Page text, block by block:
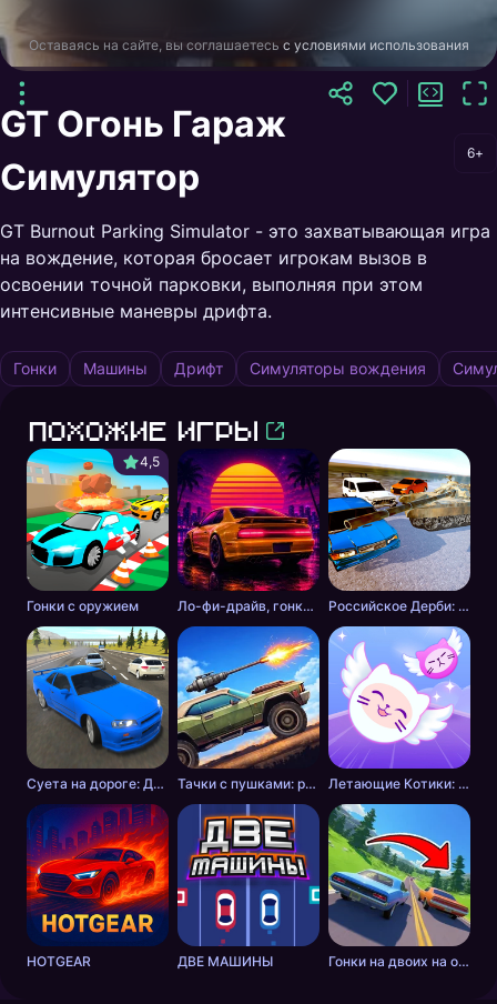
Оставаясь на сайте, вы соглашаетесь с условиями использования
GT Огонь Гараж
Симулятор
6+
GT Burnout Parking Simulator - это захватывающая игра
на вождение, которая бросает игрокам вызов в
освоении точной парковки, выполняя при этом
интенсивные маневры дрифта.
Гонки Машины Дрифт Симуляторы вождения
Похожие игры
4,5
Гонки с оружием Ло-фи-драйв, гонки на закате Российское Дерби: Столкновение
Суета на дороге: Дикие шашки Тачки с пушками: разборки в пустошах Летающие Котики: Музыкальные Гонки!
HOTGEAR ДВЕ МАШИНЫ Гонки на двоих на одном ПК: ГТА режим отдыхает!